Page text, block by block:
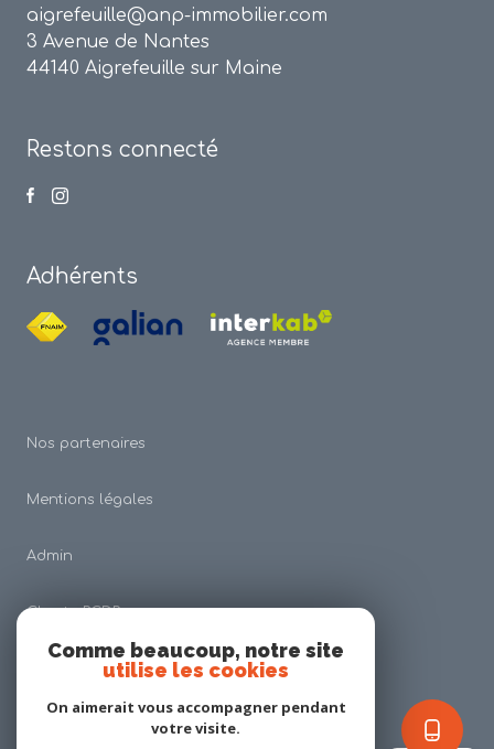
aigrefeuille@anp-immobilier.com
3 Avenue de Nantes
44140 Aigrefeuille sur Maine
Restons connecté
Adhérents
Nos partenaires
Mentions légales
Admin
Charte RGDP
Nos honoraires
Comme beaucoup, notre site
utilise les cookies
On aimerait vous accompagner pendant
votre visite.